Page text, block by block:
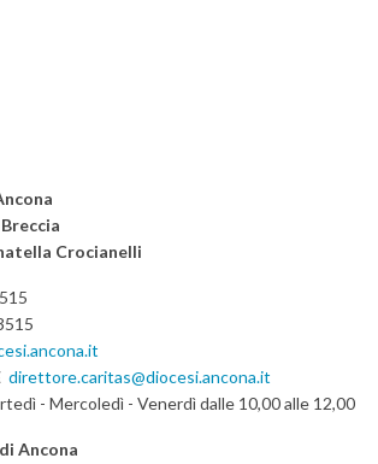
Crocianelli
direttore.caritas@diocesi.ancona.it
- Mercoledì - Venerdì dalle 10,00 alle 12,00
Ancona